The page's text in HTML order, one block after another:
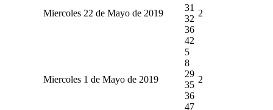
Miercoles 22 de Mayo de 2019
31
32
36
42
2
Miercoles 1 de Mayo de 2019
5
8
29
35
36
47
2